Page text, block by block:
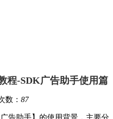
程-SDK广告助手使用篇
数： 87